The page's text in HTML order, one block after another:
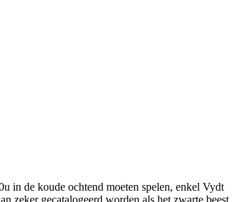
in de koude ochtend moeten spelen, enkel Vydt
zeker gecatalogeerd worden als het zwarte beest